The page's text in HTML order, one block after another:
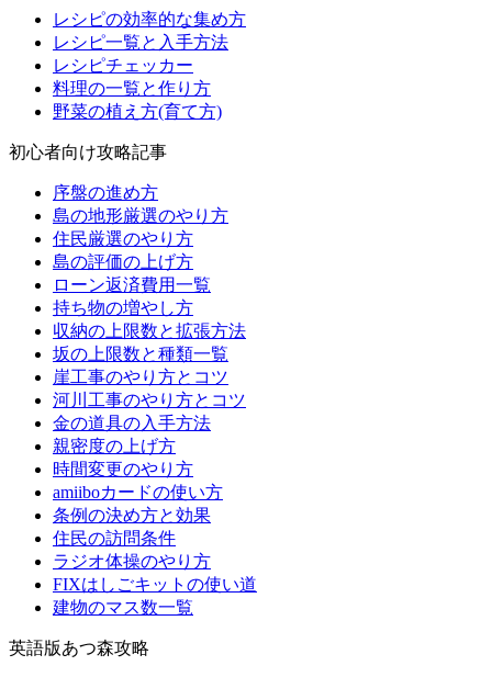
レシピの効率的な集め方
レシピ一覧と入手方法
レシピチェッカー
料理の一覧と作り方
野菜の植え方(育て方)
初心者向け攻略記事
序盤の進め方
島の地形厳選のやり方
住民厳選のやり方
島の評価の上げ方
ローン返済費用一覧
持ち物の増やし方
収納の上限数と拡張方法
坂の上限数と種類一覧
崖工事のやり方とコツ
河川工事のやり方とコツ
金の道具の入手方法
親密度の上げ方
時間変更のやり方
amiiboカードの使い方
条例の決め方と効果
住民の訪問条件
ラジオ体操のやり方
FIXはしごキットの使い道
建物のマス数一覧
英語版あつ森攻略